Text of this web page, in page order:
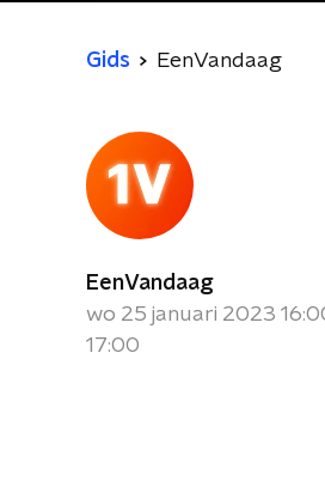
Gids EenVandaag
EenVandaag
wo 25 januari 2023
17:00